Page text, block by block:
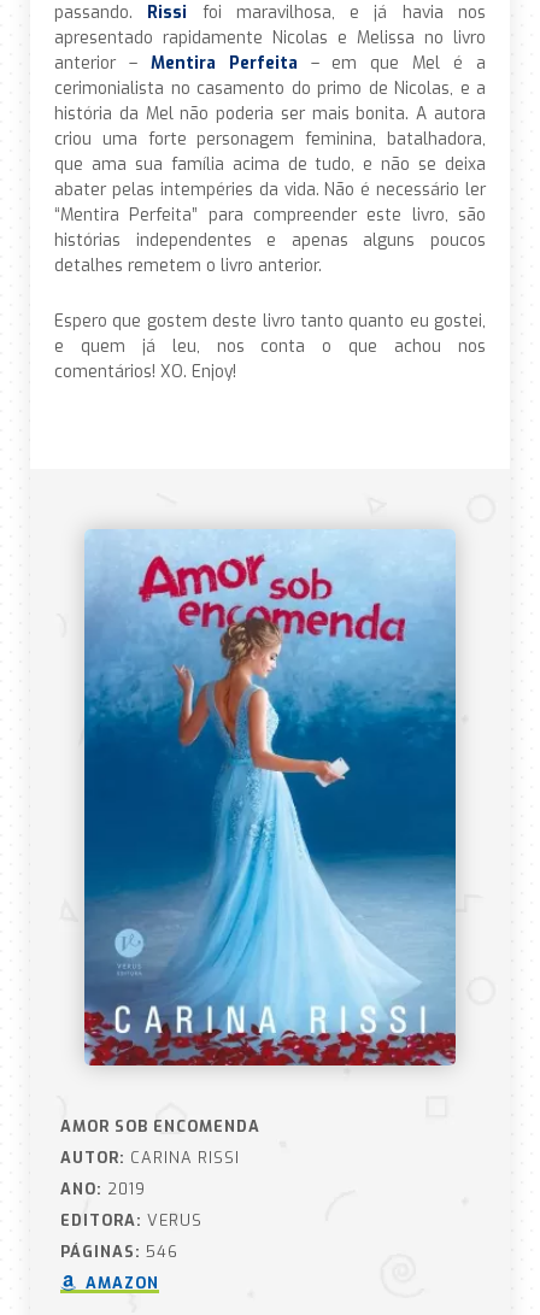
passando. Rissi foi maravilhosa, e já havia nos
apresentado rapidamente Nicolas e Melissa no livro
anterior – Mentira Perfeita – em que Mel é a
cerimonialista no casamento do primo de Nicolas, e a
história da Mel não poderia ser mais bonita. A autora
criou uma forte personagem feminina, batalhadora,
que ama sua família acima de tudo, e não se deixa
abater pelas intempéries da vida. Não é necessário ler
“Mentira Perfeita” para compreender este livro, são
histórias independentes e apenas alguns poucos
detalhes remetem o livro anterior.
Espero que gostem deste livro tanto quanto eu gostei,
e quem já leu, nos conta o que achou nos
comentários! XO. Enjoy!
AMOR SOB ENCOMENDA
AUTOR: CARINA RISSI
ANO: 2019
EDITORA: VERUS
PÁGINAS: 546
AMAZON